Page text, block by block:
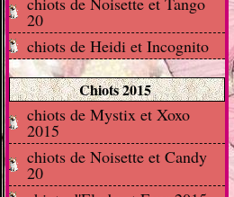
20
chiots de Heidi et Incognito
Chiots 2015
chiots de Mystix et Xoxo
2015
chiots de Noisette et Candy
20